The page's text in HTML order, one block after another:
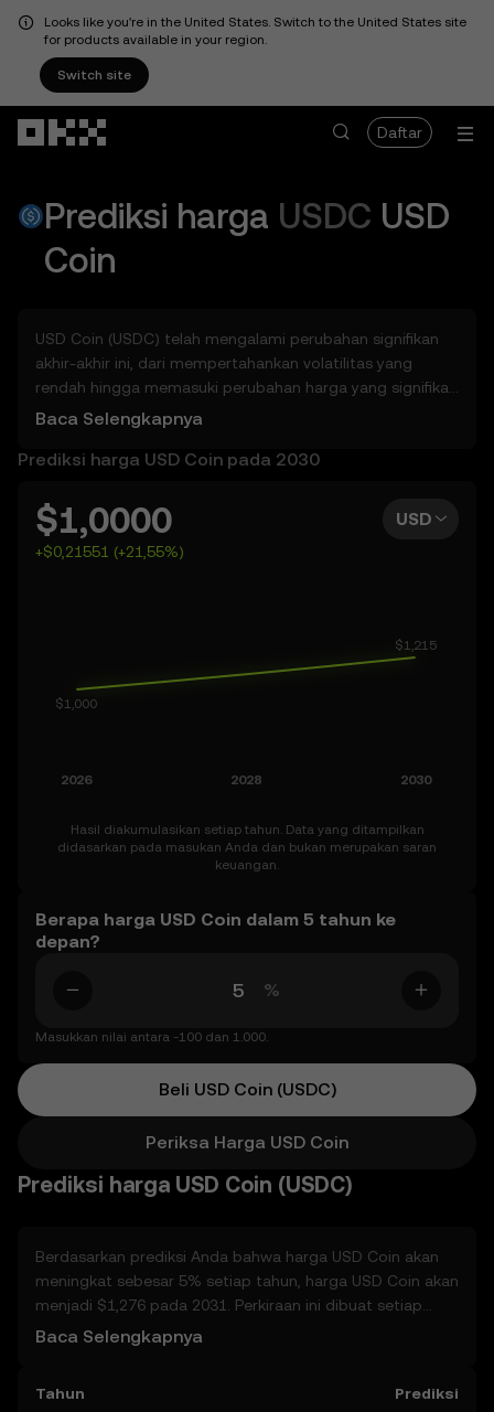
Looks like you're in the United States. Switch to the United States site
for products available in your region.
Switch site
Daftar
Prediksi harga USDC USD
Coin
USD Coin (USDC) telah mengalami perubahan signifikan
akhir-akhir ini, dari mempertahankan volatilitas yang
rendah hingga memasuki perubahan harga yang signifikan
dan mencapai ATH baru. Jadi, berapa harga USD Coin
atau 2040? Jelajahi alat yang dapat membantu Anda
hari, minggu, maupun bulan mendatang – bahkan hingga
2050. Anda juga dapat menentukan prakiraan Anda
sendiri untuk USD Coin dan melihat perkembangan
Baca Selengkapnya
Prediksi harga USD Coin pada 2030
$1,0000
+$0,21551 (+21,55%)
USD
Hasil diakumulasikan setiap tahun. Data yang ditampilkan
didasarkan pada masukan Anda dan bukan merupakan saran
keuangan.
Berapa harga USD Coin dalam 5 tahun ke
depan?
%
Masukkan nilai antara -100 dan 1.000.
Beli USD Coin (USDC)
Periksa Harga USD Coin
Prediksi harga USD Coin (USDC)
Berdasarkan prediksi Anda bahwa harga USD Coin akan
meningkat sebesar 5% setiap tahun, harga USD Coin akan
menjadi $1,276 pada 2031. Perkiraan ini dibuat setiap
tahun. Mengingat harga USD Coin diprediksi akan terus
yang dapat memengaruhi kinerjanya. Saat ini, prediksi
Baca Selengkapnya
Tahun
Prediksi